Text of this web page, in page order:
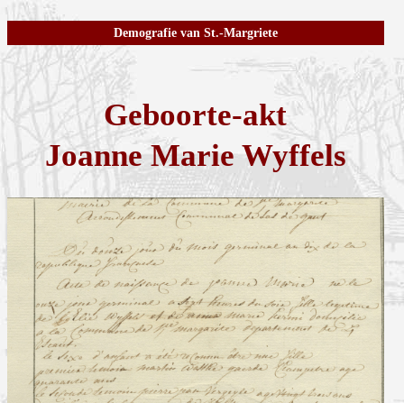
Demografie van St.-Margriete
Geboorte-akt
Joanne Marie Wyffels